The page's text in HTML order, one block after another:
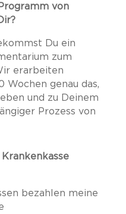
von
Du ein
zum
erarbeiten
Wochen genau das,
und zu Deinem
Prozess von
bezahlen meine